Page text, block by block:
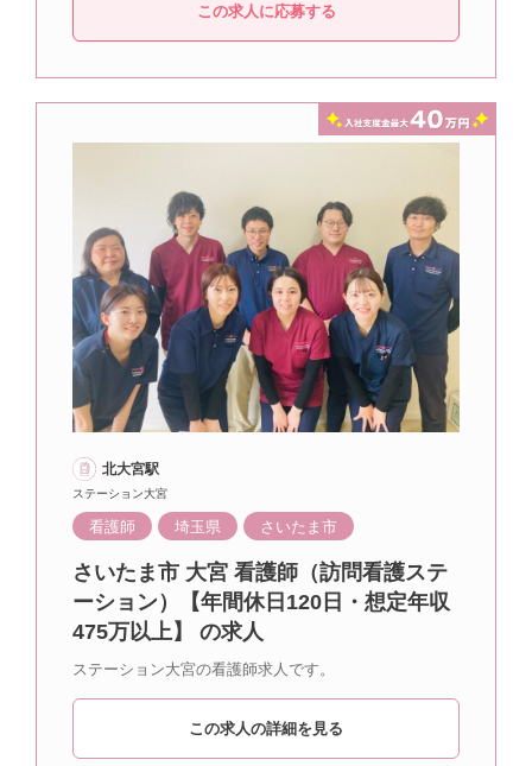
この求人に応募する
北大宮駅
ステーション大宮
看護師 埼玉県 さいたま市
さいたま市 大宮 看護師（訪問看護ステ
ーション）【年間休日120日・想定年収
475万以上】 の求人
ステーション大宮の看護師求人です。
この求人の詳細を見る